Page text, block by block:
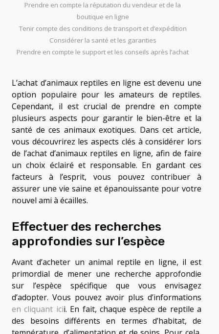
Prendre en compte la réputation du vendeur et de la
boutique en ligne
Tenir compte des conditions de transport et d’expédition
Considérer la santé et les garanties
Prendre en compte le support et les conseils après l’achat
L’achat d’animaux reptiles en ligne est devenu une
option populaire pour les amateurs de reptiles.
Cependant, il est crucial de prendre en compte
plusieurs aspects pour garantir le bien-être et la
santé de ces animaux exotiques. Dans cet article,
vous découvrirez les aspects clés à considérer lors
de l’achat d’animaux reptiles en ligne, afin de faire
un choix éclairé et responsable. En gardant ces
facteurs à l’esprit, vous pouvez contribuer à
assurer une vie saine et épanouissante pour votre
nouvel ami à écailles.
Effectuer des recherches
approfondies sur l’espèce
Avant d’acheter un animal reptile en ligne, il est
primordial de mener une recherche approfondie
sur l’espèce spécifique que vous envisagez
d’adopter. Vous pouvez avoir plus d’informations
en cliquant icii. En fait, chaque espèce de reptile a
des besoins différents en termes d’habitat, de